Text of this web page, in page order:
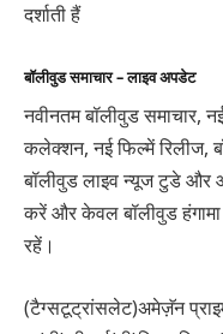
दर्शाती हैं
बॉलीवुड समाचार – लाइव अपडेट
नवीनतम बॉलीवुड समाचार,
कलेक्शन, नई फिल्में रिलीज,
बॉलीवुड लाइव न्यूज टुडे और
करें और केवल बॉलीवुड
रहें।
(टैग्सटूट्रांसलेट)अमेज़ॅन